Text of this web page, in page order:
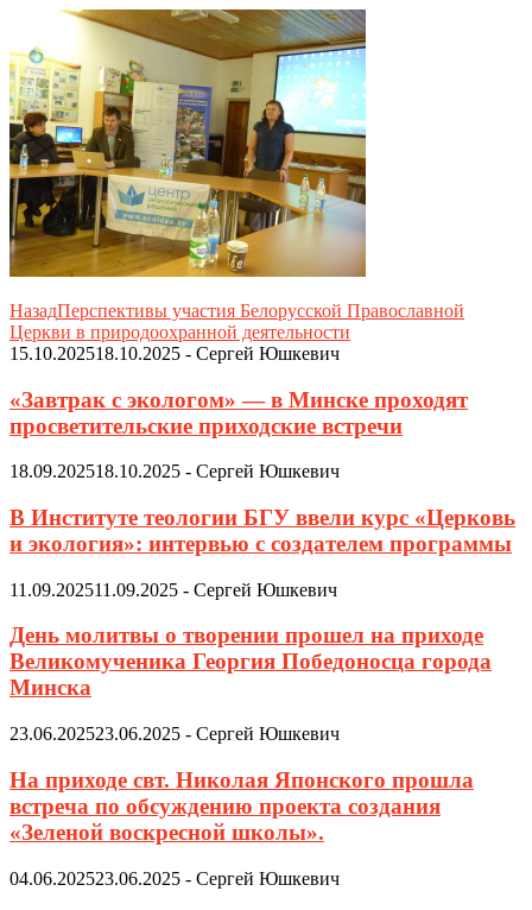
НазадПерспективы участия Белорусской Православной
Церкви в природоохранной деятельности
15.10.202518.10.2025 - Сергей Юшкевич
«Завтрак с экологом» — в Минске проходят
просветительские приходские встречи
18.09.202518.10.2025 - Сергей Юшкевич
В Институте теологии БГУ ввели курс «Церковь
и экология»: интервью с создателем программы
11.09.202511.09.2025 - Сергей Юшкевич
День молитвы о творении прошел на приходе
Великомученика Георгия Победоносца города
Минска
23.06.202523.06.2025 - Сергей Юшкевич
На приходе свт. Николая Японского прошла
встреча по обсуждению проекта создания
«Зеленой воскресной школы».
04.06.202523.06.2025 - Сергей Юшкевич